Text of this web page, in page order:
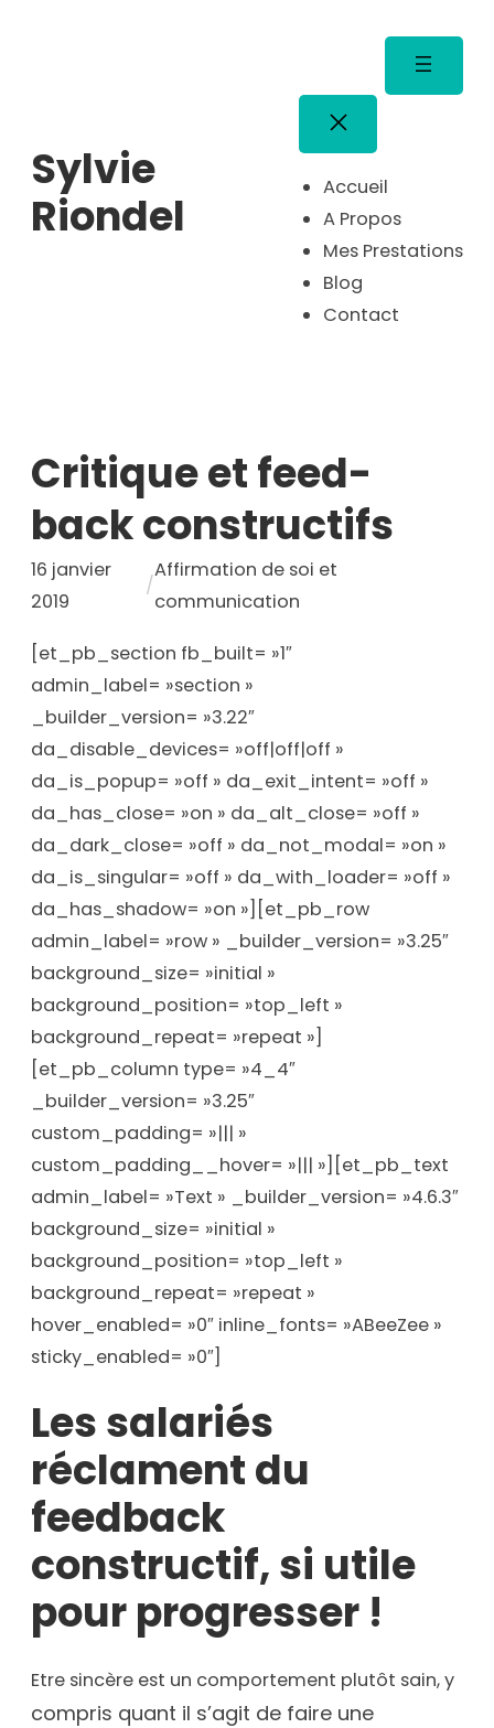
Sylvie
Riondel
Accueil
A Propos
Mes Prestations
Blog
Contact
Critique et feed-
back constructifs
16 janvier
2019
/
Affirmation de soi et
communication
[et_pb_section fb_built= »1″
admin_label= »section »
_builder_version= »3.22″
da_disable_devices= »off|off|off »
da_is_popup= »off » da_exit_intent= »off »
da_has_close= »on » da_alt_close= »off »
da_dark_close= »off » da_not_modal= »on »
da_is_singular= »off » da_with_loader= »off »
da_has_shadow= »on »][et_pb_row
admin_label= »row » _builder_version= »3.25″
background_size= »initial »
background_position= »top_left »
background_repeat= »repeat »]
[et_pb_column type= »4_4″
_builder_version= »3.25″
custom_padding= »||| »
custom_padding__hover= »||| »][et_pb_text
admin_label= »Text » _builder_version= »4.6.3″
background_size= »initial »
background_position= »top_left »
background_repeat= »repeat »
hover_enabled= »0″ inline_fonts= »ABeeZee »
sticky_enabled= »0″]
Les salariés
réclament du
feedback
constructif, si utile
pour progresser !
Etre sincère est un comportement plutôt sain, y
compris quant il s’agit de faire une